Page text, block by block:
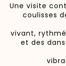
Une visite
coulisses
vivant,
et des